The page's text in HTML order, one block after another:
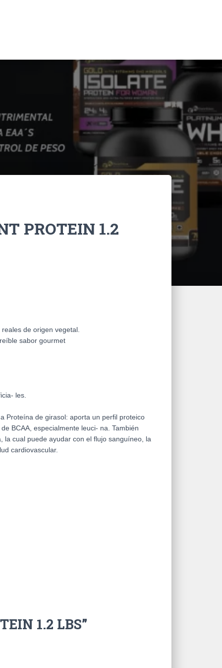
PROTEIN 1.2
de origen vegetal.
sabor gourmet
les.
Proteína de girasol: aporta un perfil proteico
BCAA, especialmente leuci- na. También
la cual puede ayudar con el flujo sanguíneo, la
cardiovascular.
1.2 LBS”